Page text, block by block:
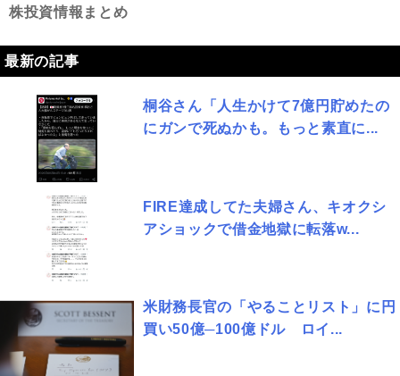
株投資情報まとめ
最新の記事
桐谷さん「人生かけて7億円貯めたの
にガンで死ぬかも。もっと素直に...
FIRE達成してた夫婦さん、キオクシ
アショックで借金地獄に転落w...
米財務長官の「やることリスト」に円
買い50億─100億ドル ロイ...